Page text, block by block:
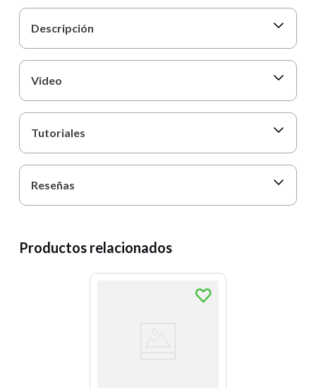
Descripción
Video
Tutoriales
Reseñas
Productos relacionados